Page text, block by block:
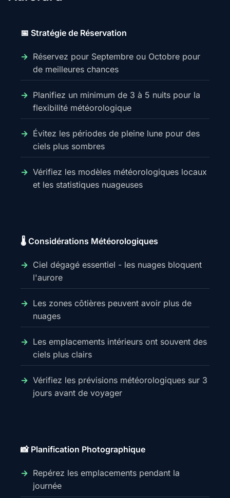
📅 Stratégie de Réservation
Réservez pour Septembre ou Octobre pour
de meilleures chances
Planifiez un minimum de 3 à 5 nuits pour la
flexibilité météorologique
Évitez les périodes de pleine lune pour des
ciels plus sombres
Vérifiez les modèles météorologiques locaux
et les statistiques nuageuses
🌡️ Considérations Météorologiques
Ciel dégagé essentiel - les nuages bloquent
l'aurore
Les zones côtières peuvent avoir plus de
nuages
Les emplacements intérieurs ont souvent des
ciels plus clairs
Vérifiez les prévisions météorologiques sur 3
jours avant de voyager
📸 Planification Photographique
Repérez les emplacements pendant la
journée